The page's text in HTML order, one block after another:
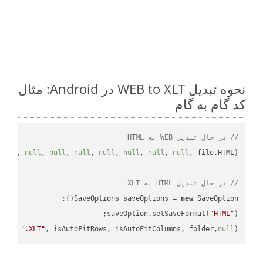
نحوه تبدیل WEB to XLT در Android: مثال
کد گام به گام
// در حال تبدیل WEB به HTML
, null , null , null , null , null , null , null
// در حال تبدیل HTML به XLT
SaveOptions saveOptions = new
saveOption.setSaveFormat( "HTML"
".XLT" , isAutoFitRows, isAutoFitColumns, folder, null );